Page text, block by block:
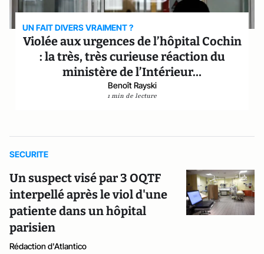
UN FAIT DIVERS VRAIMENT ?
Violée aux urgences de l’hôpital Cochin
: la très, très curieuse réaction du
ministère de l’Intérieur…
Benoît Rayski
1 min de lecture
SECURITE
Un suspect visé par 3 OQTF
interpellé après le viol d'une
patiente dans un hôpital
parisien
Rédaction d'Atlantico